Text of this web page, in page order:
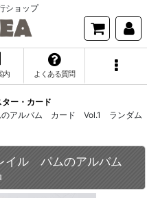
ショップ
内 よくある質問
ー・カード
のアルバム カード Vol.1 ランダム
イル パムのアルバム